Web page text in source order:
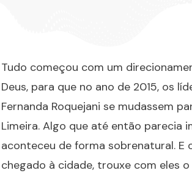
Tudo começou com um
Deus, para que no ano de 2015, os
Fernanda Roquejani se mudassem
Limeira. Algo que até então parecia
aconteceu de forma sobrenatural. E
chegado à cidade, trouxe com eles